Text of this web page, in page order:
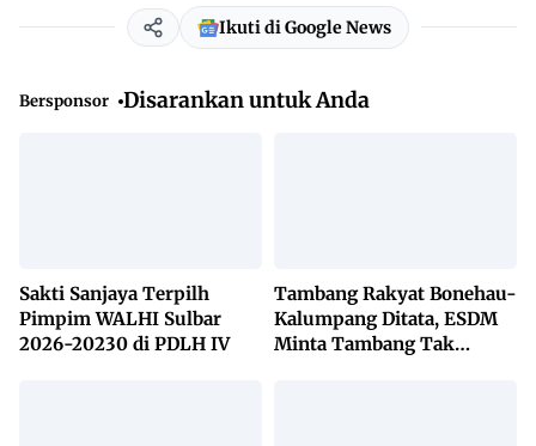
Ikuti di Google News
Bersponsor Disarankan untuk Anda
Sakti Sanjaya Terpilh
Pimpim WALHI Sulbar
2026-20230 di PDLH IV
Tambang Rakyat Bonehau-
Kalumpang Ditata, ESDM
Minta Tambang Tak